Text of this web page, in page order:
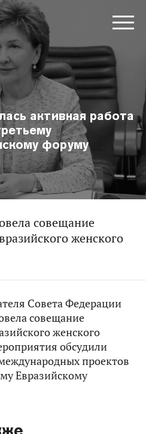
активная работа
форуму
совещание
женского
Совета Федерации
совещание
женского
обсудили
проектов
Евразийскому